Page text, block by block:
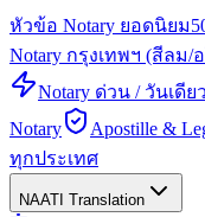
หัวข้อ Notary ยอดนิยม
Notary กรุงเทพฯ (สีลม/
Notary ด่วน / วันเดีย
Notary
Apostille &
ทุกประเทศ
NAATI Translation